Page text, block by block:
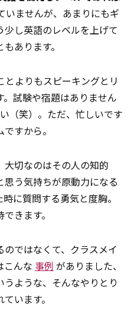
いませんが、あまりにもギ
し英語のレベルを上げて
あります。
とよりもスピーキングとリ
試験や宿題はありません
（笑）。ただ、忙しいです
すから。
切なのはその人の知的
う気持ちが原動力になる
に質問する勇気と度胸。
きます。
ではなくて、クラスメイ
こんな 事例 がありました、
ような、そんなやりとり
います。